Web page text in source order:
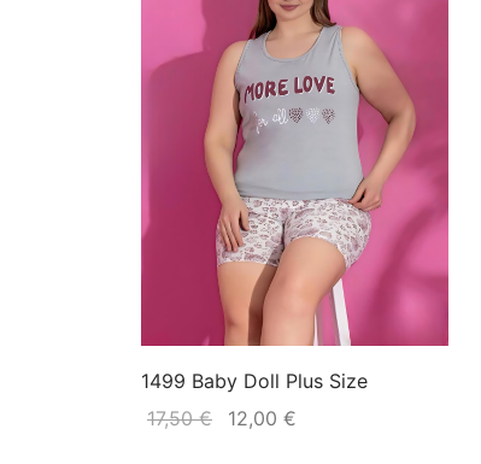
1499 Baby Doll Plus Size
17,50€ 12,00 €